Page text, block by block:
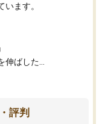
ます。​
ばした...
評判